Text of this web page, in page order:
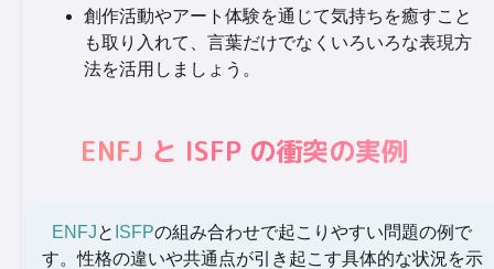
創作活動やアート体験を通じて気持ちを癒すこと
も取り入れて、言葉だけでなくいろいろな表現方
法を活用しましょう。
ENFJ と ISFP の衝突の実例
ENFJと ISFPの組み合わせで起こりやすい問題の例で
す。性格の違いや共通点が引き起こす具体的な状況を示